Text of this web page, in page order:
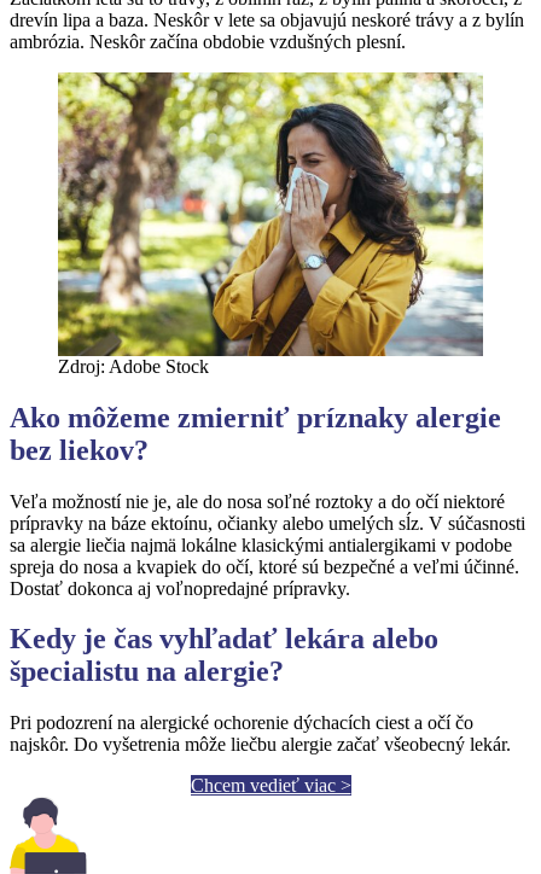
drevín lipa a baza. Neskôr v lete sa objavujú neskoré trávy a z bylín
ambrózia. Neskôr začína obdobie vzdušných plesní.
Zdroj: Adobe Stock
Ako môžeme zmierniť príznaky alergie
bez liekov?
Veľa možností nie je, ale do nosa soľné roztoky a do očí niektoré
prípravky na báze ektoínu, očianky alebo umelých sĺz. V súčasnosti
sa alergie liečia najmä lokálne klasickými antialergikami v podobe
spreja do nosa a kvapiek do očí, ktoré sú bezpečné a veľmi účinné.
Dostať dokonca aj voľnopredajné prípravky.
Kedy je čas vyhľadať lekára alebo
špecialistu na alergie?
Pri podozrení na alergické ochorenie dýchacích ciest a očí čo
najskôr. Do vyšetrenia môže liečbu alergie začať všeobecný lekár.
Chcem vedieť viac >